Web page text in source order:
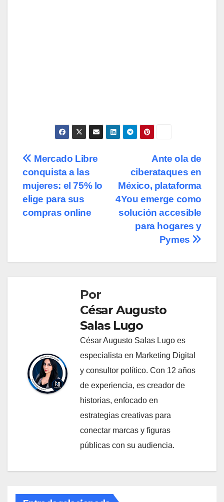
Navegación
de
entradas
Ante ola de
ciberataques en
México, plataforma
4You emerge como
solución accesible
para hogares y
Pymes
Mercado Libre
conquista a las
mujeres: el 75% lo
elige para sus
compras online
Por
César Augusto
Salas Lugo
César Augusto Salas Lugo es
especialista en Marketing Digital
y consultor político. Con 12 años
de experiencia, es creador de
historias, enfocado en
estrategias creativas para
conectar marcas y figuras
públicas con su audiencia.